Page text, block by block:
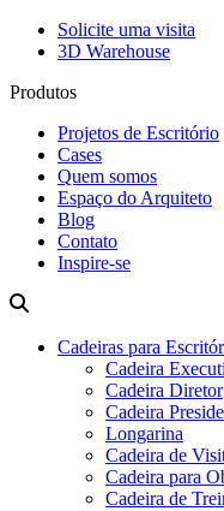
Solicite uma visita
3D Warehouse
Produtos
Projetos de Escritório
Cases
Quem somos
Espaço do Arquiteto
Blog
Contato
Inspire-se
Cadeiras para
Cadeira
Cadeira Diretor
Cadeira
Longarina
Cadeira de
Cadeira para
Cadeira de